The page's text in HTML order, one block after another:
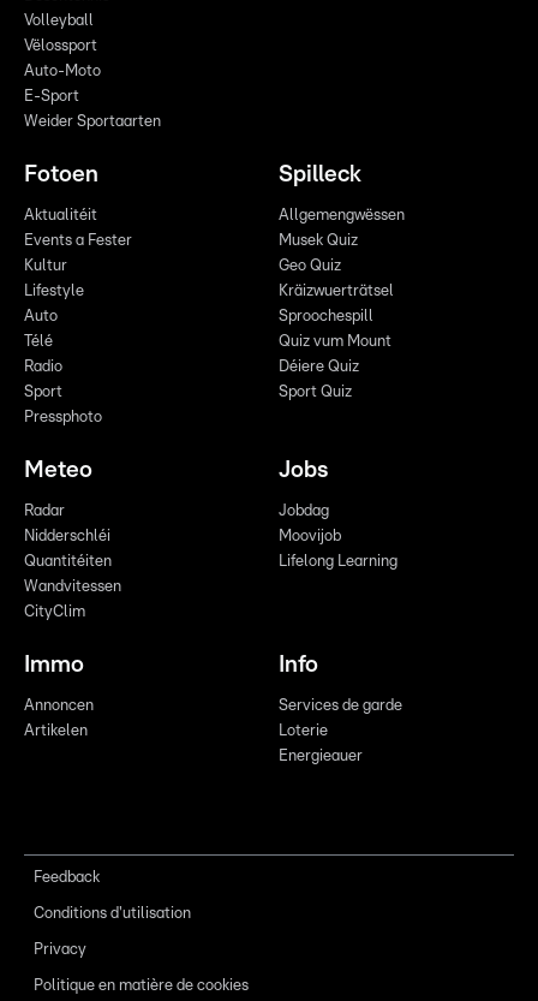
Volleyball
Vëlossport
Auto-Moto
E-Sport
Weider Sportaarten
Fotoen
Aktualitéit
Events a Fester
Kultur
Lifestyle
Auto
Télé
Radio
Sport
Pressphoto
Spilleck
Allgemengwëssen
Musek Quiz
Geo Quiz
Kräizwuerträtsel
Sproochespill
Quiz vum Mount
Déiere Quiz
Sport Quiz
Meteo
Radar
Nidderschléi
Quantitéiten
Wandvitessen
CityClim
Jobs
Jobdag
Moovijob
Lifelong Learning
Immo
Annoncen
Artikelen
Info
Services de garde
Loterie
Energieauer
Feedback
Conditions d'utilisation
Privacy
Politique en matière de cookies